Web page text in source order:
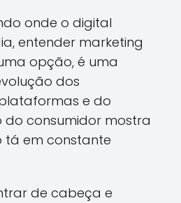
onde o digital
entender marketing
opção, é uma
dos
e do
consumidor mostra
tá em constante
de cabeça e